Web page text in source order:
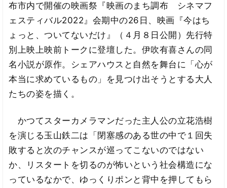
布市内で開催の映画祭『映画のまち調布 シネマフ
ェスティバル2022』会期中の26日、映画『今はち
ょっと、ついてないだけ』（４月８日公開）先行特
別上映上映前トークに登壇した。伊吹有喜さんの同
名小説が原作。シェアハウスと自然を舞台に「心が
本当に求めているもの」を見つけ出そうとする大人
たちの姿を描く。
かつてスターカメラマンだった主人公の立花浩樹
を演じる玉山鉄二は「閉塞感のある世の中で１回失
敗すると次のチャンスが巡ってこないのではない
か、リスタートを切るのが怖いという社会構造にな
っているなかで、ゆっくりポンと背中を押してもら